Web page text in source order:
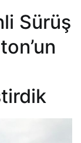
Sürüş